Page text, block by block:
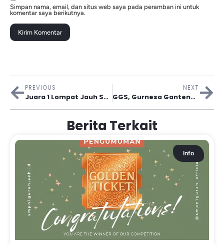
Simpan nama, email, dan situs web saya pada peramban ini untuk
komentar saya berikutnya.
PREVIOUS
Juara 1 Lompat Jauh Serta Juara 3 Lari 100m Dan 400m Dalam Rangka Event Pekan Paralympik Pelajar Daerah (Pepaperda) II Jawa Timur
NEXT
GGS, Gurnesa Ganteng Sekalee!!
Berita Terkait
Info